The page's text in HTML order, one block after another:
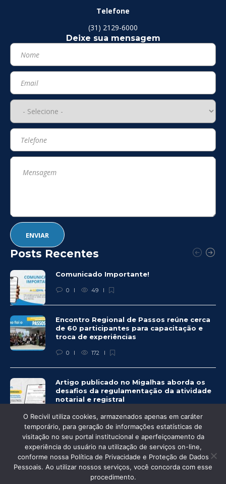
Telefone
(31) 2129-6000
Deixe sua mensagem
Posts Recentes
Comunicado Importante!
0 49
Encontro Regional de Passos reúne cerca
de 60 participantes para capacitação e
troca de experiências
0 172
Artigo publicado no Migalhas aborda os
desafios da regulamentação da atividade
notarial e registral
0 440
© Recivil 2020 – Todos os direitos reservados.
O Recivil utiliza cookies, armazenados apenas em caráter
temporário, para geração de informações estatísticas de
visitação no seu portal institucional e aperfeiçoamento da
experiência do usuário na utilização de serviços on-line,
conforme nossa Política de Privacidade e Proteção de Dados
Pessoais. Ao utilizar nossos serviços, você concorda com esse
procedimento.